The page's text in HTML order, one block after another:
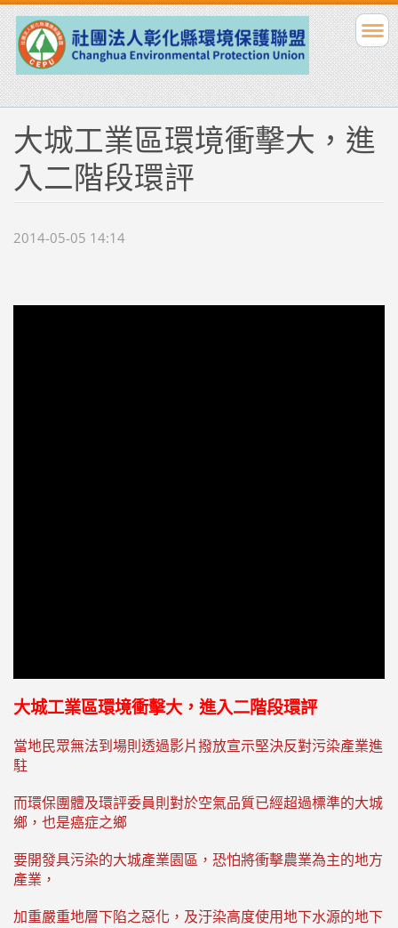
大城工業區環境衝擊大，進
入二階段環評
2014-05-05 14:14
大城工業區環境衝擊大，進入二階段環評
當地民眾無法到場則透過影片撥放宣示堅決反對污染產業進
駐
而環保團體及環評委員則對於空氣品質已經超過標準的大城
鄉，也是癌症之鄉
要開發具污染的大城產業園區，恐怕將衝擊農業為主的地方
產業，
加重嚴重地層下陷之惡化，及汙染高度使用地下水源的地下